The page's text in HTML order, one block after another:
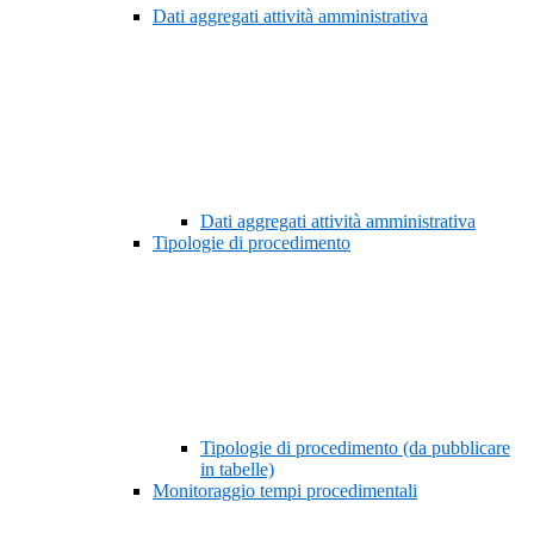
Dati aggregati attività amministrativa
Dati aggregati attività amministrativa
Tipologie di procedimento
Tipologie di procedimento (da pubblicare
in tabelle)
Monitoraggio tempi procedimentali